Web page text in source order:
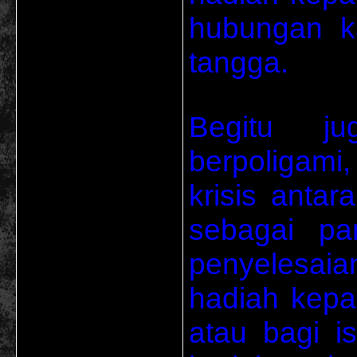
hubungan
tangga.
Begitu
krisis
sebagai
hadiah
atau bagi